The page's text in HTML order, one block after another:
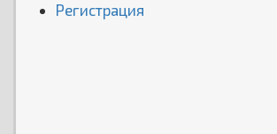
Регистрация